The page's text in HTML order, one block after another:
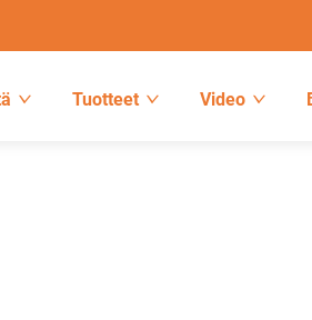
Tuotteet Video